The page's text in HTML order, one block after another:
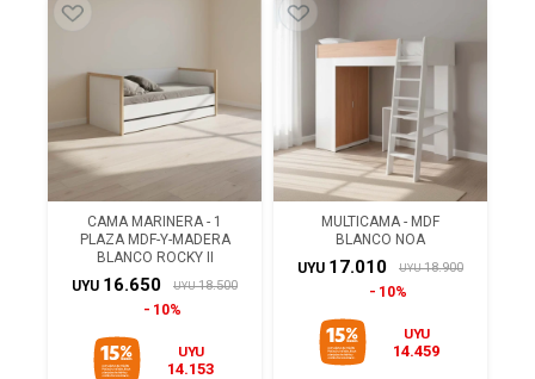
CAMA MARINERA - 1
PLAZA MDF-Y-MADERA
BLANCO ROCKY II
UYU 16.650 UYU 18.500
10%
UYU
14.153
MULTICAMA - MDF
BLANCO NOA
UYU 17.010 UYU 18.900
10%
UYU
14.459